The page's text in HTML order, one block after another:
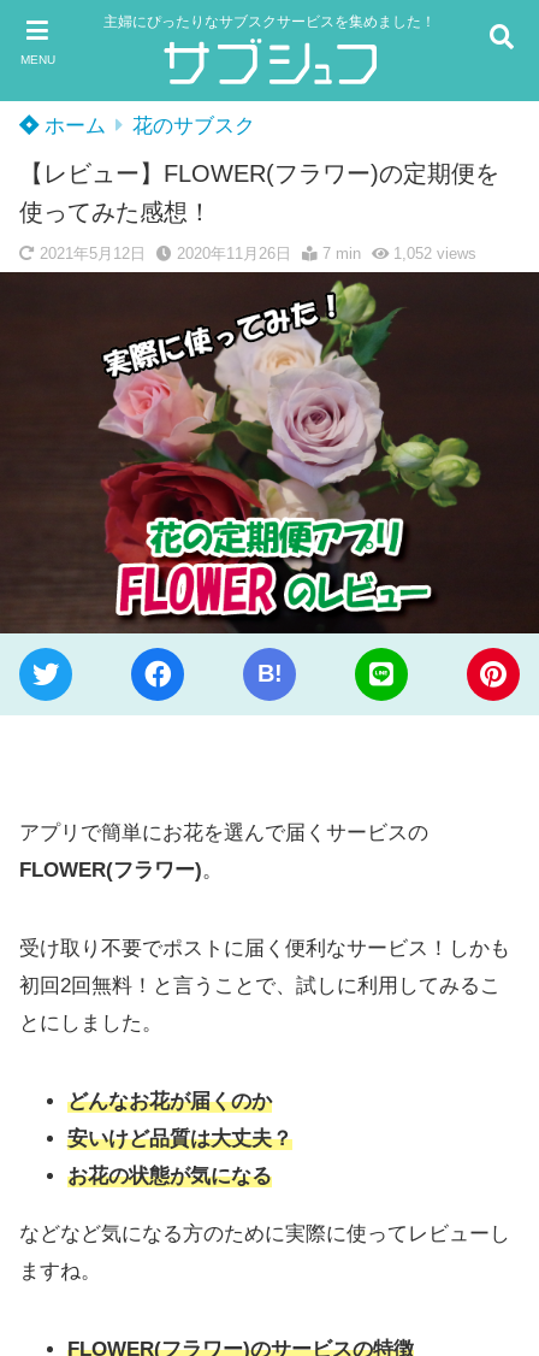
MENU
主婦にぴったりなサブスクサービスを集めました！
ホーム 花のサブスク
【レビュー】FLOWER(フラワー)の定期便を
使ってみた感想！
2021年5月12日 2020年11月26日 7 min 1,052views
B!
アプリで簡単にお花を選んで届くサービスの
FLOWER(フラワー)。
受け取り不要でポストに届く便利なサービス！しかも
初回2回無料！と言うことで、試しに利用してみるこ
とにしました。
どんなお花が届くのか
安いけど品質は大丈夫？
お花の状態が気になる
などなど気になる方のために実際に使ってレビューし
ますね。
FLOWER(フラワー)のサービスの特徴